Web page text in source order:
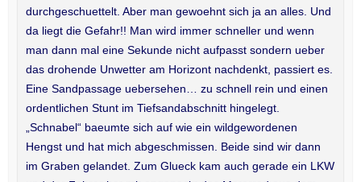
durchgeschuettelt. Aber man gewoehnt sich ja an alles. Und
da liegt die Gefahr!! Man wird immer schneller und wenn
man dann mal eine Sekunde nicht aufpasst sondern ueber
das drohende Unwetter am Horizont nachdenkt, passiert es.
Eine Sandpassage uebersehen… zu schnell rein und einen
ordentlichen Stunt im Tiefsandabschnitt hingelegt.
„Schnabel“ baeumte sich auf wie ein wildgewordenen
Hengst und hat mich abgeschmissen. Beide sind wir dann
im Graben gelandet. Zum Glueck kam auch gerade ein LKW